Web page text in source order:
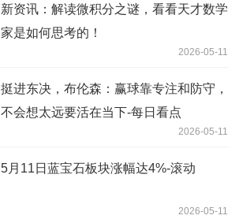
新资讯：解读微积分之谜，看看天才数学
家是如何思考的！
2026-05-11
挺进东决，布伦森：赢球靠专注和防守，
不会想太远要活在当下-每日看点
2026-05-11
5月11日蓝宝石板块涨幅达4%-滚动
2026-05-11